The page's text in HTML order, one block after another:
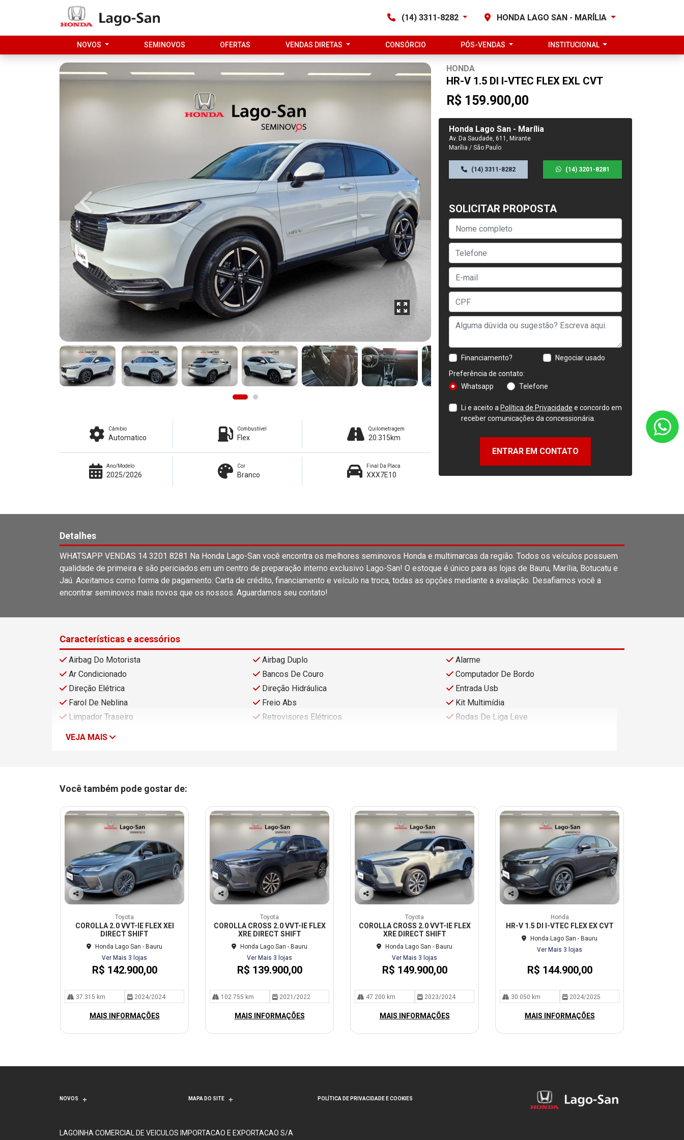
(14) 3311-8282 HONDA LAGO SAN - MARÍLIA
NOVOS SEMINOVOS OFERTAS VENDAS DIRETAS CONSÓRCIO PÓS-VENDAS INSTITUCIONAL
HONDA
HR-V 1.5 DI I-VTEC FLEX EXL CVT
R$ 159.900,00
Honda Lago San - Marília
Av. Da Saudade, 611, Mirante
Marília / São Paulo
(14) 3311-8282 (14) 3201-8281
SOLICITAR PROPOSTA
Financiamento?
Negociar usado
Preferência de contato:
Whatsapp
Telefone
Li e aceito a Política de Privacidade e concordo em
receber comunicações da concessionária.
ENTRAR EM CONTATO
Previous Next
Câmbio
Automatico
Combustível
Flex
Quilometragem
20.315km
Ano/Modelo
2025/2026
Cor
Branco
Final Da Placa
XXX7E10
Detalhes
WHATSAPP VENDAS 14 3201 8281 Na Honda Lago-San você encontra os melhores seminovos Honda e multimarcas da região. Todos os veículos possuem
qualidade de primeira e são periciados em um centro de preparação interno exclusivo Lago-San! O estoque é único para as lojas de Bauru, Marília, Botucatu e
Jaú. Aceitamos como forma de pagamento: Carta de crédito, financiamento e veículo na troca, todas as opções mediante a avaliação. Desafiamos você a
encontrar seminovos mais novos que os nossos. Aguardamos seu contato!
Características e acessórios
Airbag Do Motorista Airbag Duplo
Alarme
Ar Condicionado
Bancos De Couro
Computador De Bordo
Direção Elétrica
Direção Hidráulica
Entrada Usb
Farol De Neblina
Freio Abs
Kit Multimídia
Limpador Traseiro
Retrovisores Elétricos Rodas De Liga Leve
VEJA MAIS
Você também pode gostar de:
Co
arti
lhe
Toyota
COROLLA 2.0 VVT-IE FLEX XEI
DIRECT SHIFT
Honda Lago San - Bauru
Ver Mais 3 lojas
R$ 142.900,00
37.315 km 2024/2024
MAIS INFORMAÇÕES
Co
arti
lhe
Toyota
COROLLA CROSS 2.0 VVT-IE FLEX
XRE DIRECT SHIFT
Honda Lago San - Bauru
Ver Mais 3 lojas
R$ 139.900,00
102.755 km 2021/2022
MAIS INFORMAÇÕES
Co
arti
lhe
Toyota
COROLLA CROSS 2.0 VVT-IE FLEX
XRE DIRECT SHIFT
Honda Lago San - Bauru
Ver Mais 3 lojas
R$ 149.900,00
47.200 km 2023/2024
MAIS INFORMAÇÕES
Co
arti
lhe
Honda
HR-V 1.5 DI I-VTEC FLEX EX CVT
Honda Lago San - Bauru
Ver Mais 3 lojas
R$ 144.900,00
30.050 km 2024/2025
MAIS INFORMAÇÕES
NOVOS MAPA DO SITE POLÍTICA DE PRIVACIDADE E COOKIES
LAGOINHA COMERCIAL DE VEICULOS IMPORTACAO E EXPORTACAO S/A